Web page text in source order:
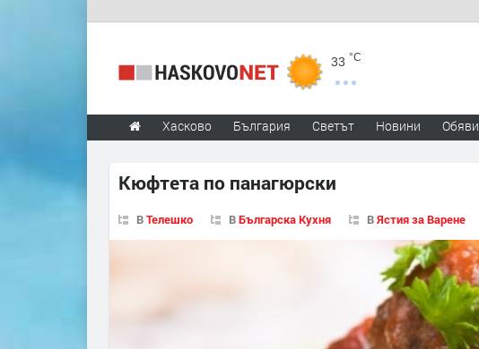
33 °C
Хасково България Светът Новини Обяви
Кюфтета по панагюрски
ВТелешко ВБългарска Кухня ВЯстия за Варене